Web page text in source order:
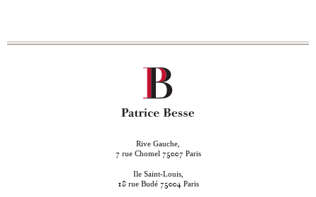
Rive Gauche,
7 rue Chomel 75007 Paris
Ile Saint-Louis,
18 rue Budé 75004 Paris